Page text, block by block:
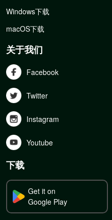
Windows下载
macOS下载
关于我们
Facebook
Twitter
Instagram
Youtube
下载
Get it on
Google Play